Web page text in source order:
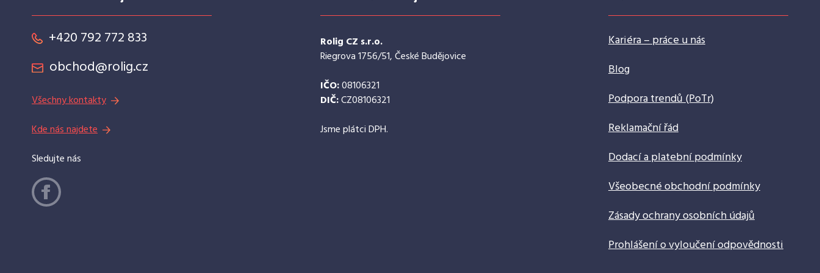
+420 792 772 833
obchod@rolig.cz
Všechny kontakty
Kde nás najdete
Sledujte nás
Rolig CZ s.r.o.
Riegrova 1756/51, České Budějovice
IČO:08106321
DIČ:CZ08106321
Jsme plátci DPH.
Kariéra – práce u nás
Blog
Podpora trendů (PoTr)
Reklamační řád
Dodací a platební podmínky
Všeobecné obchodní podmínky
Zásady ochrany osobních údajů
Prohlášení o vyloučení odpovědnosti